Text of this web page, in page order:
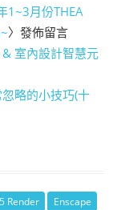
1~3月份THEA
〉發佈留言
室內設計智慧元
略的小技巧(十
Render
Enscape